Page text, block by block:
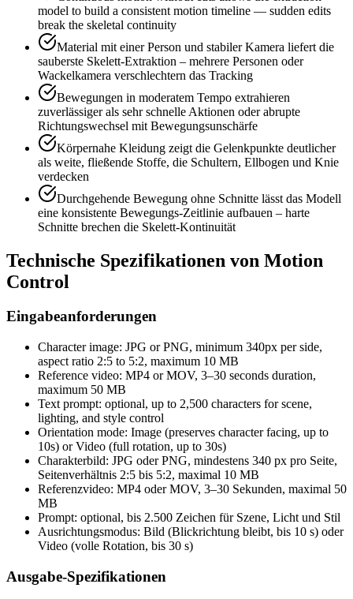
model to build a consistent motion timeline — sudden edits
break the skeletal continuity
Material mit einer Person und stabiler Kamera liefert die
sauberste Skelett-Extraktion – mehrere Personen oder
Wackelkamera verschlechtern das Tracking
Bewegungen in moderatem Tempo extrahieren
zuverlässiger als sehr schnelle Aktionen oder abrupte
Richtungswechsel mit Bewegungsunschärfe
Körpernahe Kleidung zeigt die Gelenkpunkte deutlicher
als weite, fließende Stoffe, die Schultern, Ellbogen und Knie
verdecken
Durchgehende Bewegung ohne Schnitte lässt das Modell
eine konsistente Bewegungs-Zeitlinie aufbauen – harte
Schnitte brechen die Skelett-Kontinuität
Technische Spezifikationen von Motion
Control
Eingabeanforderungen
Character image: JPG or PNG, minimum 340px per side,
aspect ratio 2:5 to 5:2, maximum 10 MB
Reference video: MP4 or MOV, 3–30 seconds duration,
maximum 50 MB
Text prompt: optional, up to 2,500 characters for scene,
lighting, and style control
Orientation mode: Image (preserves character facing, up to
10s) or Video (full rotation, up to 30s)
Charakterbild: JPG oder PNG, mindestens 340 px pro Seite,
Seitenverhältnis 2:5 bis 5:2, maximal 10 MB
Referenzvideo: MP4 oder MOV, 3–30 Sekunden, maximal 50
MB
Prompt: optional, bis 2.500 Zeichen für Szene, Licht und Stil
Ausrichtungsmodus: Bild (Blickrichtung bleibt, bis 10 s) oder
Video (volle Rotation, bis 30 s)
Ausgabe-Spezifikationen